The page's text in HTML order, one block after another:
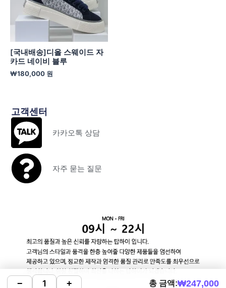
[국내배송]디올 스웨이드 자
카드 네이비 블루
₩180,000 원
고객센터
카카오톡 상담
자주 묻는 질문
− + 총 금액:₩247,000